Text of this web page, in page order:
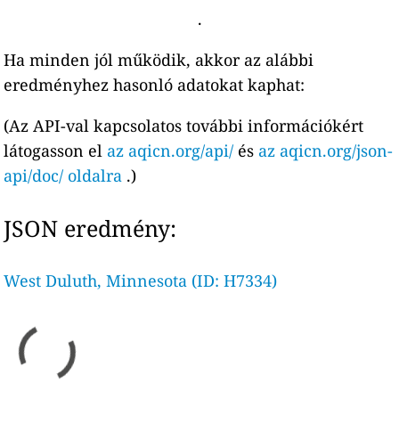
.
Ha minden jól működik, akkor az alábbi
eredményhez hasonló adatokat kaphat:
(Az API-val kapcsolatos további információkért
látogasson el az aqicn.org/api/ és az aqicn.org/json-
api/doc/ oldalra .)
JSON eredmény:
West Duluth, Minnesota (ID: H7334)